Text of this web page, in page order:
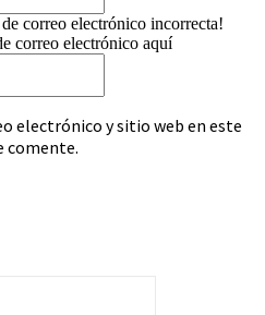
correo electrónico incorrecta!
correo electrónico aquí
electrónico y sitio web en este
comente.